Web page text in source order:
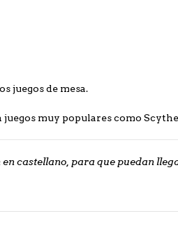
juegos de mesa.
muy populares como
castellano, para que puedan